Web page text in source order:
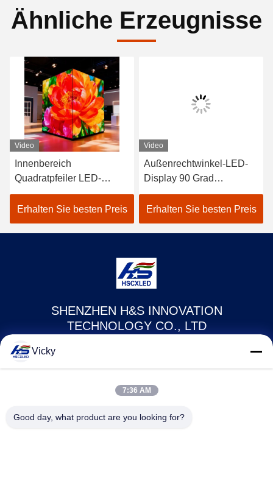
Ähnliche Erzeugnisse
Video
Innenbereich
Quadratpfeiler LED-
Bildschirm 90-Grad-Säule
Körperform Led-Display
Aufrechte Stücke LED-
Display-Bildschirm
Erhalten Sie besten Preis
Video
Außenrechtwinkel-LED-
Display 90 Grad
rechtwinkel-LED-Display-
Bildschirm
Erhalten Sie besten Preis
SHENZHEN H&S INNOVATION
TECHNOLOGY CO., LTD
86-134-2892-1577
Gemeinde, Fuhai Straße, Bao'an Bezirk, Shenzhen Stadt, Provinz
Vicky
7:36 AM
Good day, what product are you looking for?